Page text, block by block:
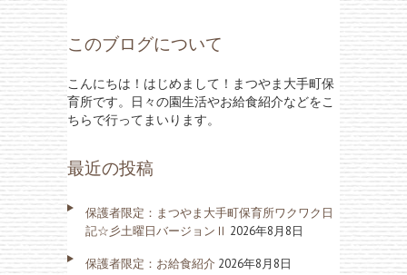
このブログについて
こんにちは！はじめまして！まつやま大手町保
育所です。日々の園生活やお給食紹介などをこ
ちらで行ってまいります。
最近の投稿
保護者限定：まつやま大手町保育所ワクワク日
記☆彡土曜日バージョンⅡ 2026年8月8日
保護者限定：お給食紹介 2026年8月8日